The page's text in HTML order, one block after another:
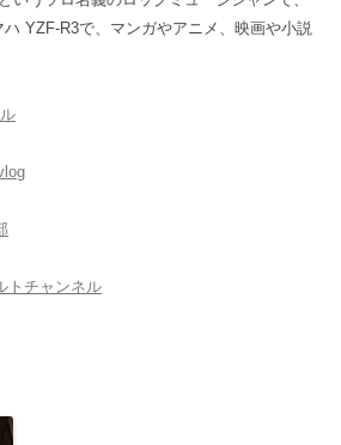
YZF-R3で、マンガやアニメ、映画や小説
トチャンネル